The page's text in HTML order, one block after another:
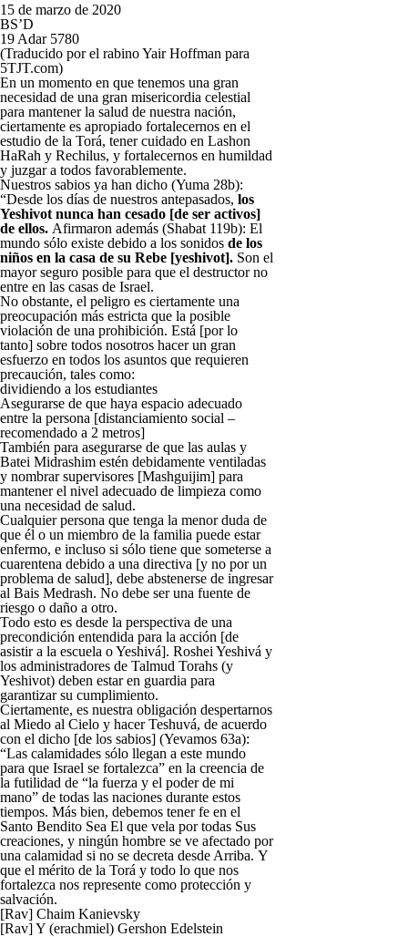
15 de marzo de 2020
BS’D
19 Adar 5780
(Traducido por el rabino Yair Hoffman para
5TJT.com)
En un momento en que tenemos una gran
necesidad de una gran misericordia celestial
para mantener la salud de nuestra nación,
ciertamente es apropiado fortalecernos en el
estudio de la Torá, tener cuidado en Lashon
HaRah y Rechilus, y fortalecernos en humildad
y juzgar a todos favorablemente.
Nuestros sabios ya han dicho (Yuma 28b):
“Desde los días de nuestros antepasados, los
Yeshivot nunca han cesado [de ser activos]
de ellos. Afirmaron además (Shabat 119b): El
mundo sólo existe debido a los sonidos de los
niños en la casa de su Rebe [yeshivot]. Son el
mayor seguro posible para que el destructor no
entre en las casas de Israel.
No obstante, el peligro es ciertamente una
preocupación más estricta que la posible
violación de una prohibición. Está [por lo
tanto] sobre todos nosotros hacer un gran
esfuerzo en todos los asuntos que requieren
precaución, tales como:
dividiendo a los estudiantes
Asegurarse de que haya espacio adecuado
entre la persona [distanciamiento social –
recomendado a 2 metros]
También para asegurarse de que las aulas y
Batei Midrashim estén debidamente ventiladas
y nombrar supervisores [Mashguijim] para
mantener el nivel adecuado de limpieza como
una necesidad de salud.
Cualquier persona que tenga la menor duda de
que él o un miembro de la familia puede estar
enfermo, e incluso si sólo tiene que someterse a
cuarentena debido a una directiva [y no por un
problema de salud], debe abstenerse de ingresar
al Bais Medrash. No debe ser una fuente de
riesgo o daño a otro.
Todo esto es desde la perspectiva de una
precondición entendida para la acción [de
asistir a la escuela o Yeshivá]. Roshei Yeshivá y
los administradores de Talmud Torahs (y
Yeshivot) deben estar en guardia para
garantizar su cumplimiento.
Ciertamente, es nuestra obligación despertarnos
al Miedo al Cielo y hacer Teshuvá, de acuerdo
con el dicho [de los sabios] (Yevamos 63a):
“Las calamidades sólo llegan a este mundo
para que Israel se fortalezca” en la creencia de
la futilidad de “la fuerza y ​​el poder de mi
mano” de todas las naciones durante estos
tiempos. Más bien, debemos tener fe en el
Santo Bendito Sea El que vela por todas Sus
creaciones, y ningún hombre se ve afectado por
una calamidad si no se decreta desde Arriba. Y
que el mérito de la Torá y todo lo que nos
fortalezca nos represente como protección y
salvación.
[Rav] Chaim Kanievsky
[Rav] Y (erachmiel) Gershon Edelstein